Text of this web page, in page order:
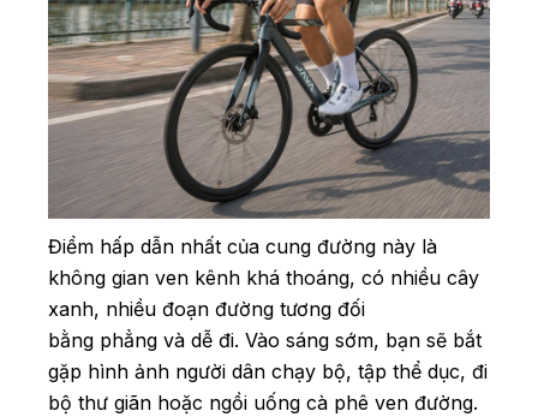
Điểm hấp dẫn nhất của cung đường này là
không gian ven kênh khá thoáng, có nhiều cây
xanh, nhiều đoạn đường tương đối
bằng phẳng và dễ đi. Vào sáng sớm, bạn sẽ bắt
gặp hình ảnh người dân chạy bộ, tập thể dục, đi
bộ thư giãn hoặc ngồi uống cà phê ven đường.